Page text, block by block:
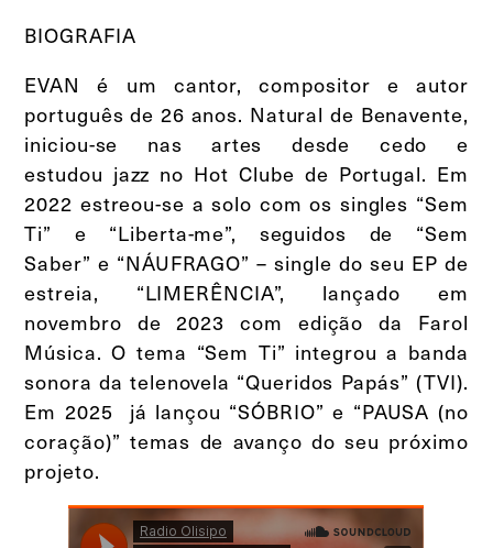
BIOGRAFIA
EVAN é um cantor, compositor e autor
português de 26 anos. Natural de Benavente,
iniciou-se nas artes desde cedo e
estudou jazz no Hot Clube de Portugal. Em
2022 estreou-se a solo com os singles “Sem
Ti” e “Liberta-me”, seguidos de “Sem
Saber” e “NÁUFRAGO” – single do seu EP de
estreia, “LIMERÊNCIA”, lançado em
novembro de 2023 com edição da Farol
Música. O tema “Sem Ti” integrou a banda
sonora da telenovela “Queridos Papás” (TVI).
Em 2025 já lançou “SÓBRIO” e “PAUSA (no
coração)” temas de avanço do seu próximo
projeto.